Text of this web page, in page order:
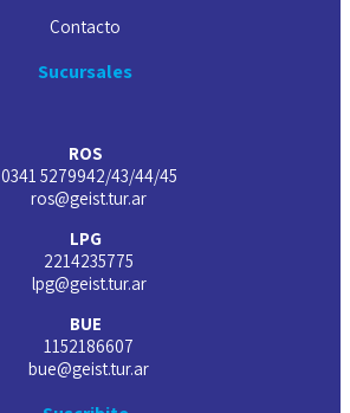
Contacto
Sucursales
ROS
0341 5279942/43/44/45
ros@geist.tur.ar
LPG
2214235775
lpg@geist.tur.ar
BUE
1152186607
bue@geist.tur.ar